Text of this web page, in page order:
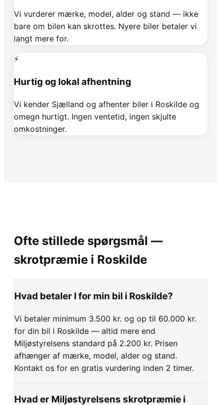
Vi vurderer mærke, model, alder og stand — ikke
bare om bilen kan skrottes. Nyere biler betaler vi
langt mere for.
⚡
Hurtig og lokal afhentning
Vi kender Sjælland og afhenter biler i Roskilde og
omegn hurtigt. Ingen ventetid, ingen skjulte
omkostninger.
Ofte stillede spørgsmål —
skrotpræmie i Roskilde
Hvad betaler I for min bil i Roskilde?
Vi betaler minimum 3.500 kr. og op til 60.000 kr.
for din bil i Roskilde — altid mere end
Miljøstyrelsens standard på 2.200 kr. Prisen
afhænger af mærke, model, alder og stand.
Kontakt os for en gratis vurdering inden 2 timer.
Hvad er Miljøstyrelsens skrotpræmie i